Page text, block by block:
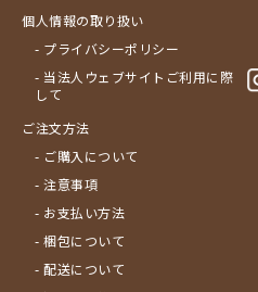
個人情報の取り扱い
- プライバシーポリシー
- 当法人ウェブサイトご利用に際
して
ご注文方法
- ご購入について
- 注意事項
- お支払い方法
- 梱包について
- 配送について